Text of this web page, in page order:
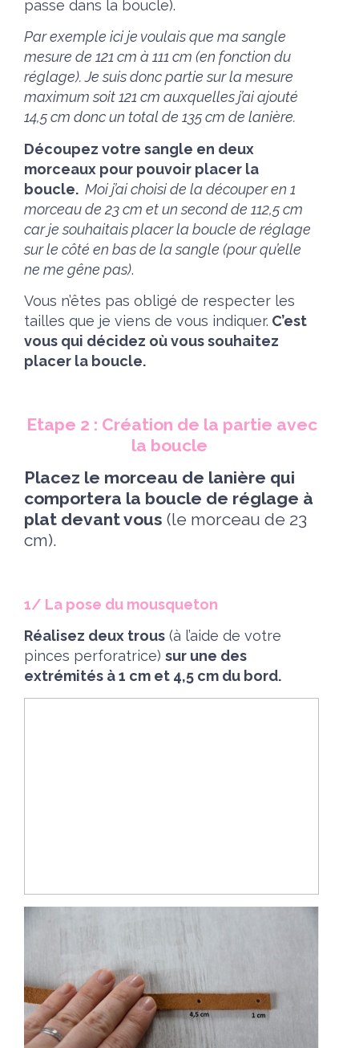
passe dans la boucle).
Par exemple ici je voulais que ma sangle
mesure de 121 cm à 111 cm (en fonction du
réglage). Je suis donc partie sur la mesure
maximum soit 121 cm auxquelles j’ai ajouté
14,5 cm donc un total de 135 cm de lanière.
Découpez votre sangle en deux
morceaux pour pouvoir placer la
boucle. Moi j’ai choisi de la découper en 1
morceau de 23 cm et un second de 112,5 cm
car je souhaitais placer la boucle de réglage
sur le côté en bas de la sangle (pour qu’elle
ne me gêne pas).
Vous n’êtes pas obligé de respecter les
tailles que je viens de vous indiquer. C’est
vous qui décidez où vous souhaitez
placer la boucle.
Etape 2 : Création de la partie avec
la boucle
Placez le morceau de lanière qui
comportera la boucle de réglage à
plat devant vous (le morceau de 23
cm).
1/ La pose du mousqueton
Réalisez deux trous (à l’aide de votre
pinces perforatrice) sur une des
extrémités à 1 cm et 4,5 cm du bord.